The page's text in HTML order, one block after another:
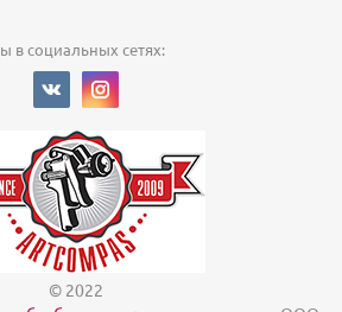
Сб,Вс (выходной)
Шварца
- 22:00)
29
- 20:30)
- 22:00)
65
- 21:00)
в социальных сетях:
© 2022